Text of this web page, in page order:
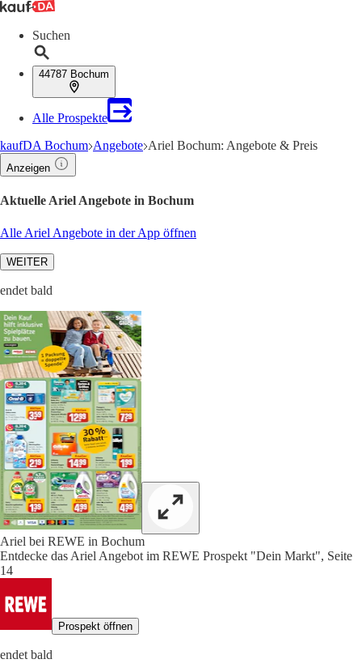
Suchen
44787 Bochum
Alle Prospekte
kaufDA Bochum Angebote Ariel Bochum: Angebote & Preis
Anzeigen
Aktuelle Ariel Angebote in Bochum
Alle Ariel Angebote in der App öffnen
WEITER
endet bald
Ariel bei REWE in Bochum
Entdecke das Ariel Angebot im REWE Prospekt "Dein Markt", Seite
14
Prospekt öffnen
endet bald